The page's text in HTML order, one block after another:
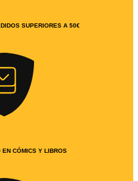
SUPERIORES A 50€
EN CÓMICS Y LIBROS